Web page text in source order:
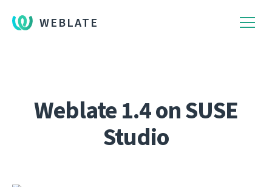
WEBLATE
Weblate 1.4 on SUSE
Studio